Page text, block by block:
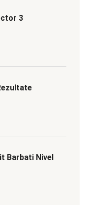
3
Barbati Nivel